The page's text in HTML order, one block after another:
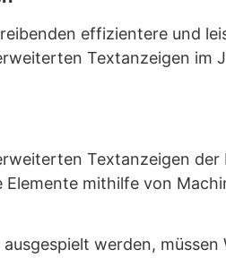
effizientere und
Textanzeigen im
Textanzeigen
mithilfe von
werden,